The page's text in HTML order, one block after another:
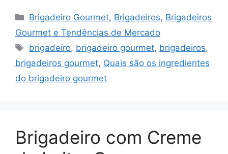
Categorias
Brigadeiro Gourmet, Brigadeiros, Brigadeiros
Gourmet e Tendências de Mercado
Tags
brigadeiro, brigadeiro gourmet, brigadeiros,
brigadeiros gourmet, Quais são os ingredientes
do brigadeiro gourmet
Brigadeiro com Creme